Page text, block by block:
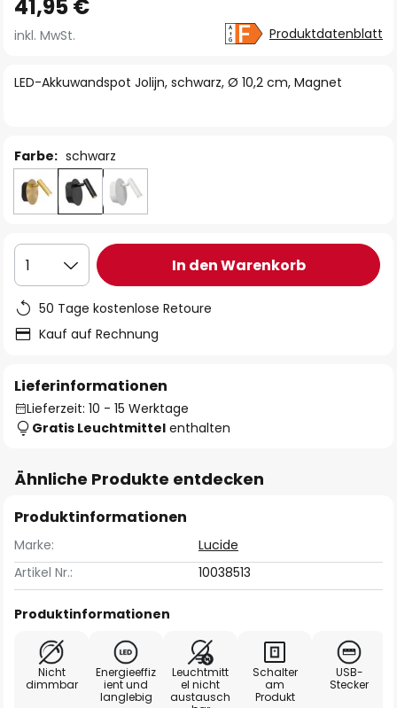
Anfang
der
springen
LED-Akkuwandspot Jolijn, schwarz, Ø 10,2 cm, Magnet
41,95 €
inkl. MwSt. Produktdatenblatt
Farbe: schwarz
1 In den Warenkorb
50 Tage kostenlose Retoure
Kauf auf Rechnung
Lieferinformationen
Lieferzeit: 10 - 15 Werktage
Gratis Leuchtmittel enthalten
Ähnliche Produkte entdecken
Produktinformationen
Marke:
Lucide
Artikel Nr.:
10038513
Produktinformationen
Nicht
dimmbar
Energieeffiz
ient und
langlebig
Leuchtmitt
el nicht
austausch
Schalter
am
Produkt
USB-
Stecker